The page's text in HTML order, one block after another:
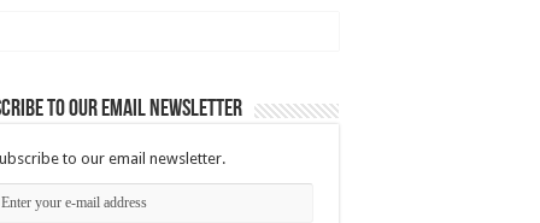
to our email newsletter
to our email newsletter.